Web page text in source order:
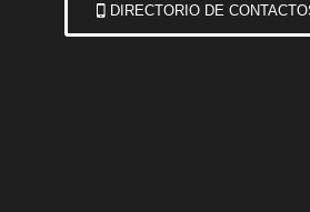
DIRECTORIO DE